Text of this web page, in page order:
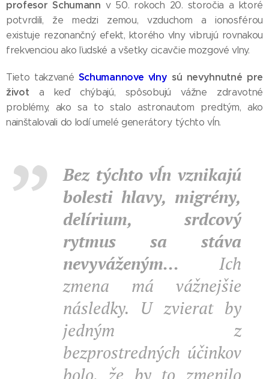
profesor Schumann v 50. rokoch 20. storočia a ktoré
potvrdili, že medzi zemou, vzduchom a ionosférou
existuje rezonančný efekt, ktorého vlny vibrujú rovnakou
frekvenciou ako ľudské a všetky cicavčie mozgové vlny.
Tieto takzvané Schumannove vlny sú nevyhnutné pre
život a keď chýbajú, spôsobujú vážne zdravotné
problémy, ako sa to stalo astronautom predtým, ako
nainštalovali do lodí umelé generátory týchto vĺn.
Bez týchto vĺn vznikajú
bolesti hlavy, migrény,
delírium, srdcový
rytmus sa stáva
nevyváženým... Ich
zmena má vážnejšie
následky. U zvierat by
jedným z
bezprostredných účinkov
bolo, že by to zmenilo